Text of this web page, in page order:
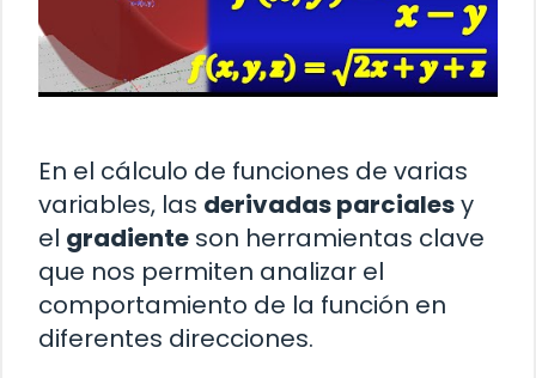
En el cálculo de funciones de varias
variables, las derivadas parcialesy
el gradiente son herramientas clave
que nos permiten analizar el
comportamiento de la función en
diferentes direcciones.